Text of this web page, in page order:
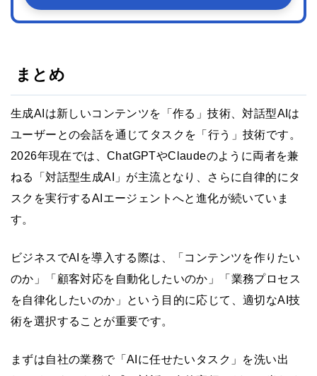
まとめ
生成AIは新しいコンテンツを「作る」技術、対話型AIは
ユーザーとの会話を通じてタスクを「行う」技術です。
2026年現在では、ChatGPTやClaudeのように両者を兼
ねる「対話型生成AI」が主流となり、さらに自律的にタ
スクを実行するAIエージェントへと進化が続いていま
す。
ビジネスでAIを導入する際は、「コンテンツを作りたい
のか」「顧客対応を自動化したいのか」「業務プロセス
を自律化したいのか」という目的に応じて、適切なAI技
術を選択することが重要です。
まずは自社の業務で「AIに任せたいタスク」を洗い出